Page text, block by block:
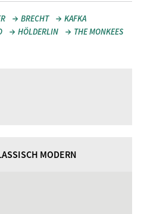
BRECHT
KAFKA
HÖLDERLIN
THE MONKEES
MODERN